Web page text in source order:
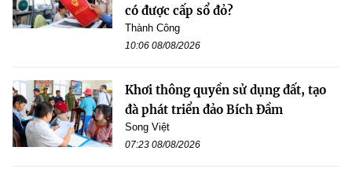
có được cấp sổ đỏ?
Thành Công
10:06 08/08/2026
Khơi thông quyền sử dụng đất, tạo
đà phát triển đảo Bích Đầm
Song Việt
07:23 08/08/2026